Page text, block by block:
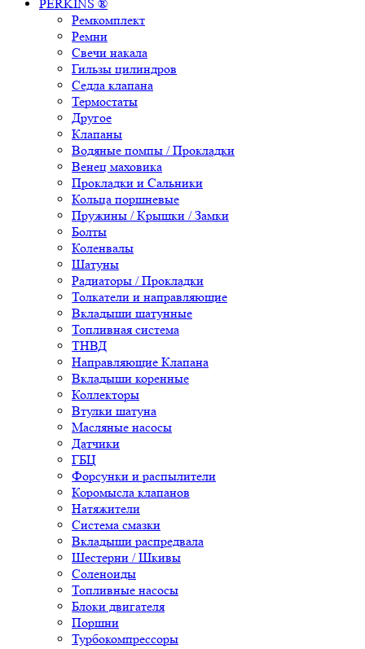
PERKINS ®
Ремкомплект
Ремни
Свечи накала
Гильзы цилиндров
Седла клапана
Термостаты
Другое
Клапаны
Водяные помпы / Прокладки
Венец маховика
Прокладки и Сальники
Кольца поршневые
Пружины / Крышки / Замки
Болты
Коленвалы
Шатуны
Радиаторы / Прокладки
Толкатели и направляющие
Вкладыши шатунные
Топливная система
ТНВД
Направляющие Клапана
Вкладыши коренные
Коллекторы
Втулки шатуна
Масляные насосы
Датчики
ГБЦ
Форсунки и распылители
Коромысла клапанов
Натяжители
Система смазки
Вкладыши распредвала
Шестерни / Шкивы
Соленоиды
Топливные насосы
Блоки двигателя
Поршни
Турбокомпрессоры